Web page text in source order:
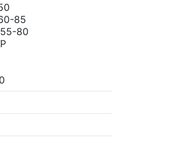
85
80